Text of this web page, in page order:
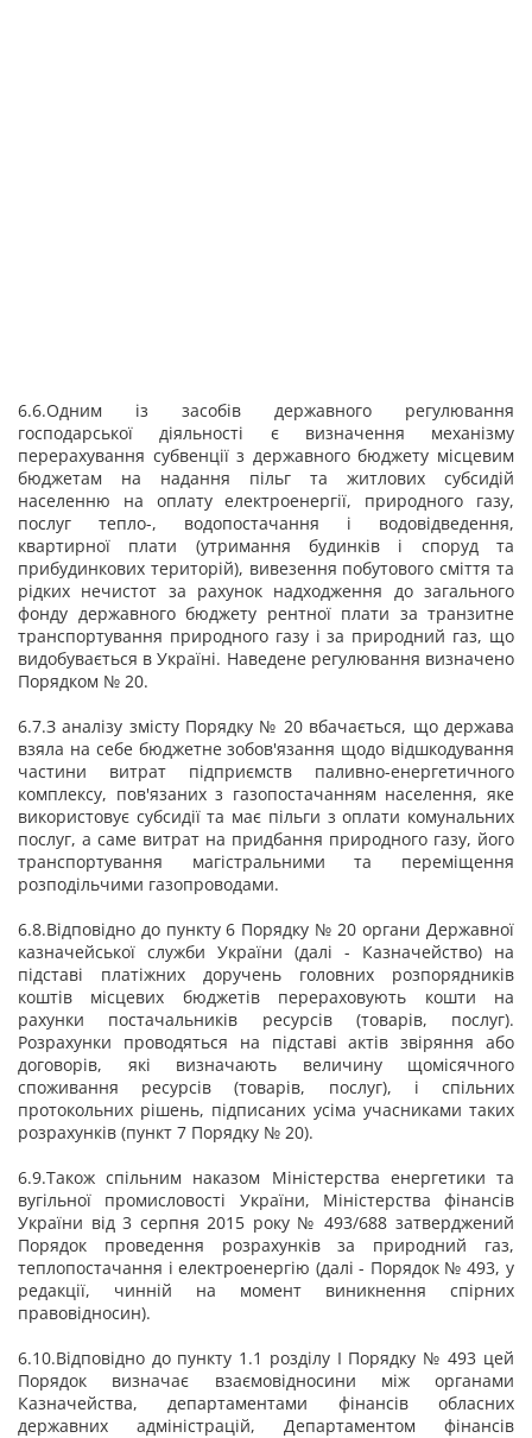
6.6.Одним із засобів державного регулювання
господарської діяльності є визначення механізму
перерахування субвенції з державного бюджету місцевим
бюджетам на надання пільг та житлових субсидій
населенню на оплату електроенергії, природного газу,
послуг тепло-, водопостачання і водовідведення,
квартирної плати (утримання будинків і споруд та
прибудинкових територій), вивезення побутового сміття та
рідких нечистот за рахунок надходження до загального
фонду державного бюджету рентної плати за транзитне
транспортування природного газу і за природний газ, що
видобувається в Україні. Наведене регулювання визначено
Порядком № 20.
6.7.З аналізу змісту Порядку № 20 вбачається, що держава
взяла на себе бюджетне зобов'язання щодо відшкодування
частини витрат підприємств паливно-енергетичного
комплексу, пов'язаних з газопостачанням населення, яке
використовує субсидії та має пільги з оплати комунальних
послуг, а саме витрат на придбання природного газу, його
транспортування магістральними та переміщення
розподільчими газопроводами.
6.8.Відповідно до пункту 6 Порядку № 20 органи Державної
казначейської служби України (далі - Казначейство) на
підставі платіжних доручень головних розпорядників
коштів місцевих бюджетів перераховують кошти на
рахунки постачальників ресурсів (товарів, послуг).
Розрахунки проводяться на підставі актів звіряння або
договорів, які визначають величину щомісячного
споживання ресурсів (товарів, послуг), і спільних
протокольних рішень, підписаних усіма учасниками таких
розрахунків (пункт 7 Порядку № 20).
6.9.Також спільним наказом Міністерства енергетики та
вугільної промисловості України, Міністерства фінансів
України від 3 серпня 2015 року № 493/688 затверджений
Порядок проведення розрахунків за природний газ,
теплопостачання і електроенергію (далі - Порядок № 493, у
редакції, чинній на момент виникнення спірних
правовідносин).
6.10.Відповідно до пункту 1.1 розділу І Порядку № 493 цей
Порядок визначає взаємовідносини між органами
Казначейства, департаментами фінансів обласних
державних адміністрацій, Департаментом фінансів